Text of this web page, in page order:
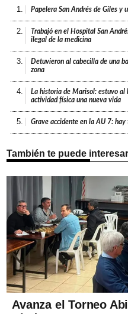
1. Papelera San Andrés de Giles y
2.
Trabajó en el Hospital San
ilegal de la medicina
3.
Detuvieron al cabecilla de una
zona
4.
La historia de Marisol: estuvo al
actividad física una nueva vida
5. Grave accidente en la AU 7:
También te puede interesar
Avanza el Torneo